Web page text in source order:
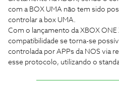
com a BOX UMA não tem sido
controlar a box UMA.
Com o lançamento da XBOX ONE
compatibilidade se torna-se
controlada por APPs da NOS via
esse protocolo, utilizando o